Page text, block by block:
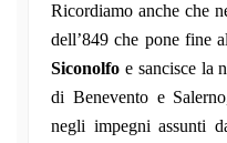
Ricordiamo anche che
dell’849 che pone fine
Siconolfo e sancisce la
di Benevento e
negli impegni assunti